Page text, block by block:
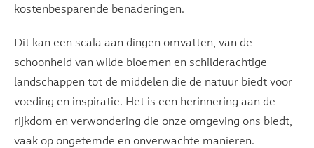
kostenbesparende benaderingen.
Dit kan een scala aan dingen omvatten, van de
schoonheid van wilde bloemen en schilderachtige
landschappen tot de middelen die de natuur biedt voor
voeding en inspiratie. Het is een herinnering aan de
rijkdom en verwondering die onze omgeving ons biedt,
vaak op ongetemde en onverwachte manieren.